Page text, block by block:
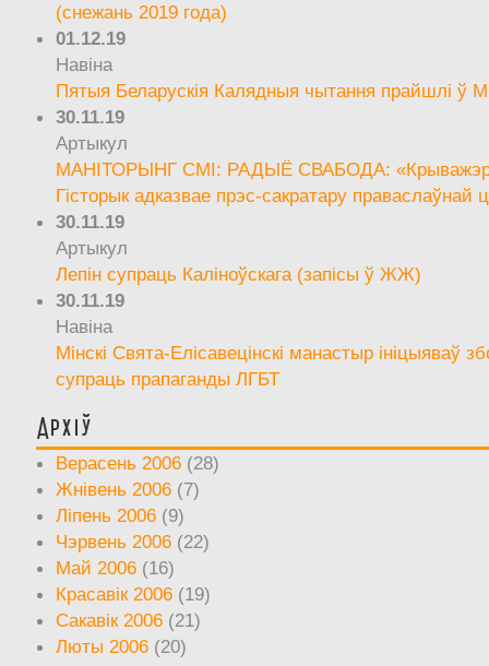
(снежань 2019 года)
01.12.19
Навіна
Пятыя Беларускія Калядныя чытання прайшлі ў
30.11.19
Артыкул
МАНІТОРЫНГ СМІ: РАДЫЁ СВАБОДА:
Гісторык адказвае прэс-сакратару праваслаўнай
30.11.19
Артыкул
Лепін супраць Каліноўскага (запісы ў ЖЖ)
30.11.19
Навіна
Мінскі Свята-Елісавецінскі манастыр ініцыяваў
супраць прапаганды ЛГБТ
Архіў
Верасень 2006 (28)
Жнівень 2006 (7)
Ліпень 2006 (9)
Чэрвень 2006 (22)
Май 2006 (16)
Красавік 2006 (19)
Сакавік 2006 (21)
Люты 2006 (20)